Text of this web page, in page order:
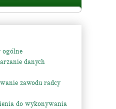
ogólne
danych
zawodu radcy
do wykonywania